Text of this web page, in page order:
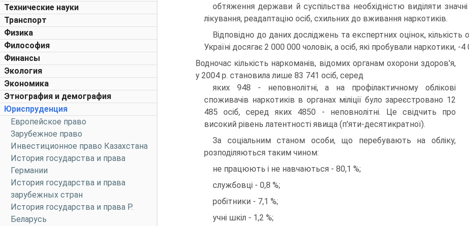
Технические науки
Транспорт
Физика
Философия
Финансы
Экология
Экономика
Этнография и демография
Юриспруденция
Европейское право
Зарубежное право
Инвестиционное право Казахстана
История государства и права
Германии
История государства и права
зарубежных стран
История государства и права Р.
Беларусь
обтяження держави й суспільства необхідністю виділяти
лікування, реадаптацію осіб, схильних до вживання наркотиків.
Відповідно до даних досліджень та експертних оцінок,
Україні досягає 2 000 000 чоловік, а осіб, які пробували наркотики, -4
Водночас кількість наркоманів, відомих органам охорони здоров'я,
у 2004 р. становила лише 83 741 осіб, серед
яких 948 - неповнолітні, а на профілактичному облікові
споживачів наркотиків в органах міліції було зареєстровано 12
485 осіб, серед яких 4850 - неповнолітні. Це свідчить про
високий рівень латентності явища (п'яти-десятикратної).
За соціальним станом особи, що перебувають на обліку,
розподіляються таким чином:
не працюють і не навчаються - 80,1 %;
службовці - 0,8 %;
робітники - 7,1 %;
учні шкіл - 1,2 %;